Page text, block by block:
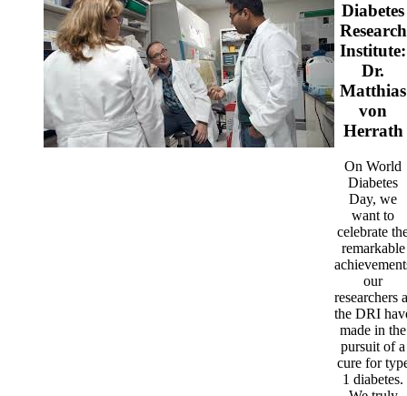
Diabetes
Research
Institute:
Dr.
Matthias
von
Herrath
On World
Diabetes
Day, we
want to
celebrate
remarkable
our
researchers
the DRI
made in the
pursuit of a
cure for
1 diabetes.